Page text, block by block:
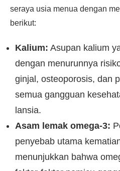
seraya usia menua dengan
berikut:
Kalium: Asupan kalium
dengan menurunnya
ginjal, osteoporosis, dan
semua gangguan
lansia.
Asam lemak omega-3:
penyebab utama
menunjukkan bahwa